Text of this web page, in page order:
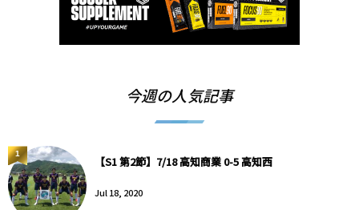
今週の人気記事
【S1 第2節】7/18 高知商業 0-5 高知西
Jul 18, 2020
1